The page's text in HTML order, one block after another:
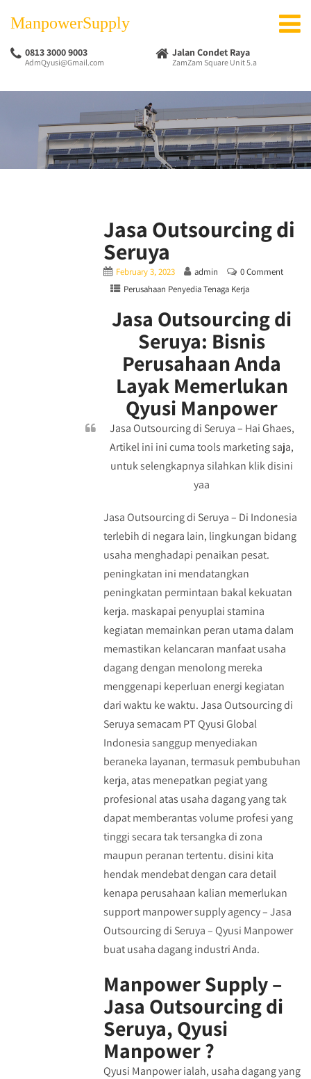
ManpowerSupply
0813 3000 9003
AdmQyusi@Gmail.com
Jalan Condet Raya
ZamZam Square Unit 5.a
Jasa Outsourcing di
Seruya
February 3, 2023 admin
0 Comment
Perusahaan Penyedia Tenaga Kerja
Jasa Outsourcing di
Seruya: Bisnis
Perusahaan Anda
Layak Memerlukan
Qyusi Manpower
Jasa Outsourcing di Seruya – Hai Ghaes,
Artikel ini ini cuma tools marketing saja,
untuk selengkapnya silahkan klik disini
yaa
Jasa Outsourcing di Seruya – Di Indonesia
terlebih di negara lain, lingkungan bidang
usaha menghadapi penaikan pesat.
peningkatan ini mendatangkan
peningkatan permintaan bakal kekuatan
kerja. maskapai penyuplai stamina
kegiatan memainkan peran utama dalam
memastikan kelancaran manfaat usaha
dagang dengan menolong mereka
menggenapi keperluan energi kegiatan
dari waktu ke waktu. Jasa Outsourcing di
Seruya semacam PT Qyusi Global
Indonesia sanggup menyediakan
beraneka layanan, termasuk pembubuhan
kerja, atas menepatkan pegiat yang
profesional atas usaha dagang yang tak
dapat memberantas volume profesi yang
tinggi secara tak tersangka di zona
maupun peranan tertentu. disini kita
hendak mendebat dengan cara detail
kenapa perusahaan kalian memerlukan
support manpower supply agency – Jasa
Outsourcing di Seruya – Qyusi Manpower
buat usaha dagang industri Anda.
Manpower Supply –
Jasa Outsourcing di
Seruya, Qyusi
Manpower ?
Qyusi Manpower ialah, usaha dagang yang